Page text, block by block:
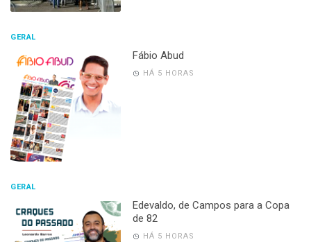
GERAL
Fábio Abud
HÁ 5 HORAS
GERAL
Edevaldo, de Campos para a Copa
de 82
HÁ 5 HORAS